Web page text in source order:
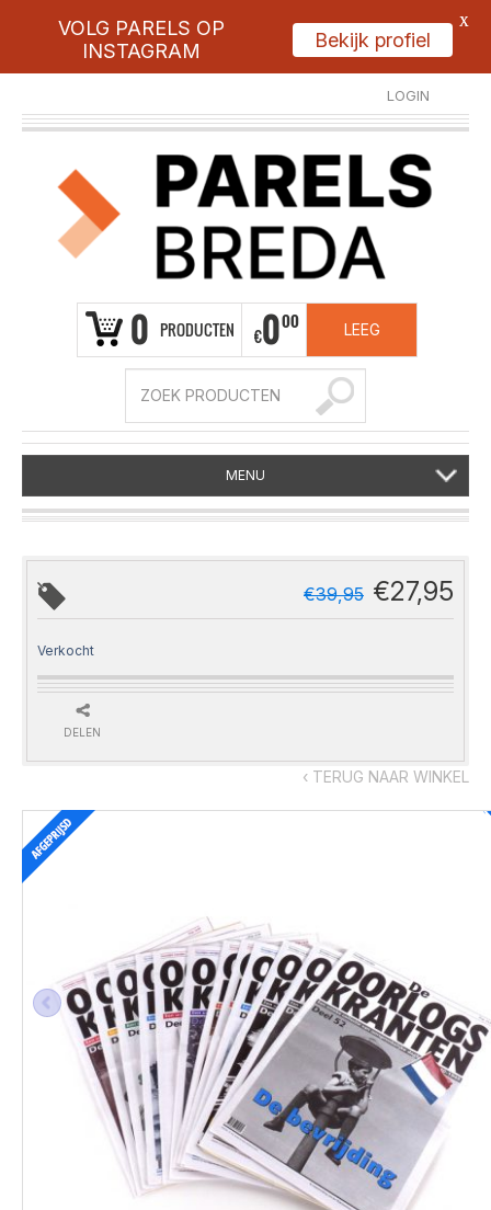
LOGIN
REGISTREER
0 PRODUCTEN €000 LEEG
MENU
‹ TERUG NAAR WINKEL
€39,95 €27,95
Verkocht
DELEN
VOLG PARELS OP
INSTAGRAM
Bekijk profiel
X